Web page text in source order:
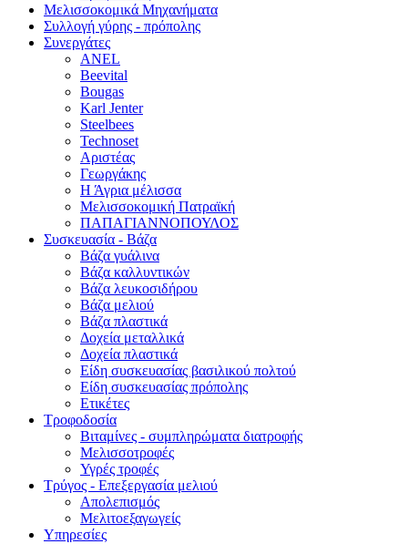
Μελισσοκομικά Μηχανήματα
Συλλογή γύρης - πρόπολης
Συνεργάτες
ANEL
Beevital
Bougas
Karl Jenter
Steelbees
Technoset
Αριστέας
Γεωργάκης
Η Άγρια μέλισσα
Μελισσοκομική Πατραϊκή
ΠΑΠΑΓΙΑΝΝΟΠΟΥΛΟΣ
Συσκευασία - Βάζα
Βάζα γυάλινα
Βάζα καλλυντικών
Βάζα λευκοσιδήρου
Βάζα μελιού
Βάζα πλαστικά
Δοχεία μεταλλικά
Δοχεία πλαστικά
Είδη συσκευασίας βασιλικού πολτού
Είδη συσκευασίας πρόπολης
Ετικέτες
Τροφοδοσία
Βιταμίνες - συμπληρώματα διατροφής
Μελισσοτροφές
Υγρές τροφές
Τρύγος - Επεξεργασία μελιού
Απολεπισμός
Μελιτοεξαγωγείς
Υπηρεσίες